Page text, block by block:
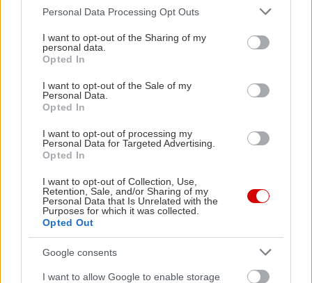
Please note that this website/app uses one or more Google
not limited to your visit or usage behaviour. You may click to
grant or deny consent to Google and its third-party tags to
use your data for below specified purposes in below Google
consent section.
Personal Data Processing Opt Outs
I want to opt-out of the Sharing of my
personal data.
Opted In
I want to opt-out of the Sale of my
Personal Data.
Opted In
I want to opt-out of processing my
Personal Data for Targeted Advertising.
Opted In
I want to opt-out of Collection, Use,
Retention, Sale, and/or Sharing of my
Personal Data that Is Unrelated with the
Purposes for which it was collected.
Opted Out
Google consents
I want to allow Google to enable storage
«Εγώ είμαι η ανάπηρη, αυτοί είναι οι μ***ες» –
Η Maria Rolls χωρίς φίλτρο
Περδίκι